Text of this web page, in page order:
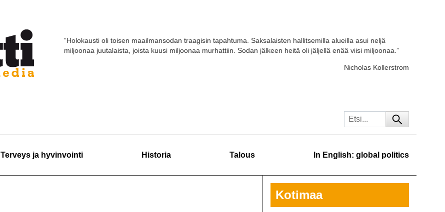
”Holokausti oli toisen maailmansodan traagisin tapahtuma. Saksalaisten hallitsemilla alueilla asui neljä
miljoonaa juutalaista, joista kuusi miljoonaa murhattiin. Sodan jälkeen heitä oli jäljellä enää viisi miljoonaa.”
Nicholas Kollerstrom
Terveys ja hyvinvointi Historia Talous In English: global politics
Kotimaa